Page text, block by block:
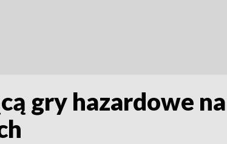
gry hazardowe na